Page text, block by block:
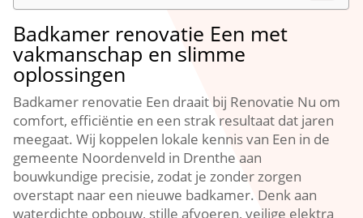
Badkamer renovatie Een met
vakmanschap en slimme
oplossingen
Badkamer renovatie Een draait bij Renovatie Nu om
comfort, efficiëntie en een strak resultaat dat jaren
meegaat. Wij koppelen lokale kennis van Een in de
gemeente Noordenveld in Drenthe aan
bouwkundige precisie, zodat je zonder zorgen
overstapt naar een nieuwe badkamer. Denk aan
waterdichte opbouw, stille afvoeren, veilige elektra